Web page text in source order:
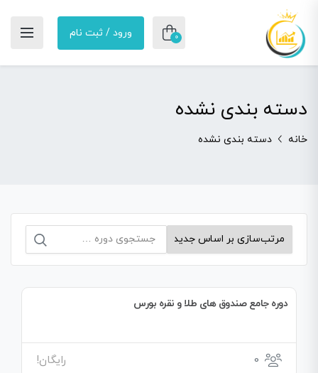
0 ورود / ثبت نام
دسته بندی نشده
خانه دسته بندی نشده
جستجو
برای:
دوره جامع صندوق های طلا و نقره بورس
0 رایگان!